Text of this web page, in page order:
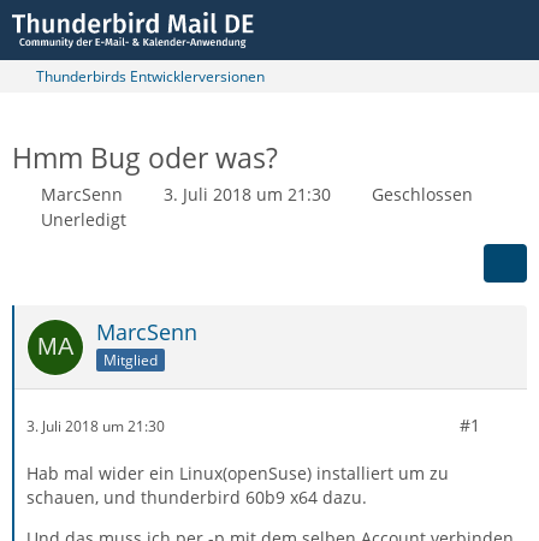
Thunderbirds Entwicklerversionen
Hmm Bug oder was?
MarcSenn 3. Juli 2018 um 21:30
Geschlossen
Unerledigt
MarcSenn
Mitglied
3. Juli 2018 um 21:30 #1
Hab mal wider ein Linux(openSuse) installiert um zu
schauen, und thunderbird 60b9 x64 dazu.